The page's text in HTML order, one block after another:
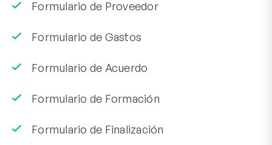
Formulario de Proveedor
Formulario de Gastos
Formulario de Acuerdo
Formulario de Formación
Formulario de Finalización